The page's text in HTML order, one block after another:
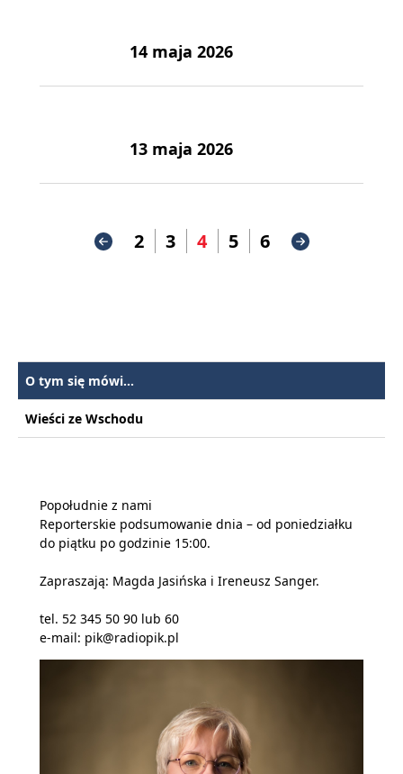
14 maja 2026
13 maja 2026
2 3 4 5 6
O tym się mówi...
Wieści ze Wschodu
Popołudnie z nami
Reporterskie podsumowanie dnia – od poniedziałku
do piątku po godzinie 15:00.
Zapraszają: Magda Jasińska i Ireneusz Sanger.
tel. 52 345 50 90 lub 60
e-mail: pik@radiopik.pl